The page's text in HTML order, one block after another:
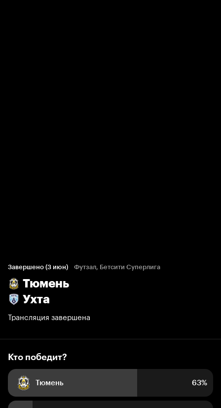
Завершено (3 июн) Футзал, Бетсити Суперлига
Тюмень
Ухта
Трансляция завершена
63%
Кто победит?
Тюмень 63%